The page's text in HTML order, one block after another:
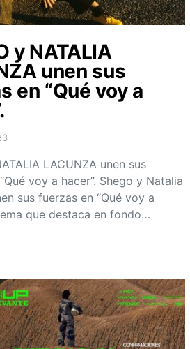
y NATALIA
unen sus
en “Qué voy a
LACUNZA unen sus
voy a hacer”. Shego y Natalia
sus fuerzas en “Qué voy a
que destaca en fondo…